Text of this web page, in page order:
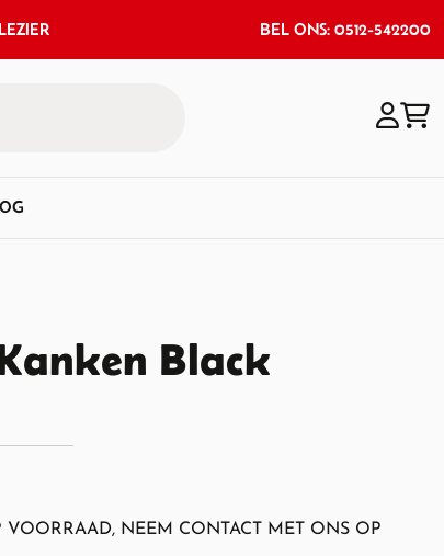
BEL ONS: 0512-542200
Black
VOORRAAD, NEEM CONTACT MET ONS OP